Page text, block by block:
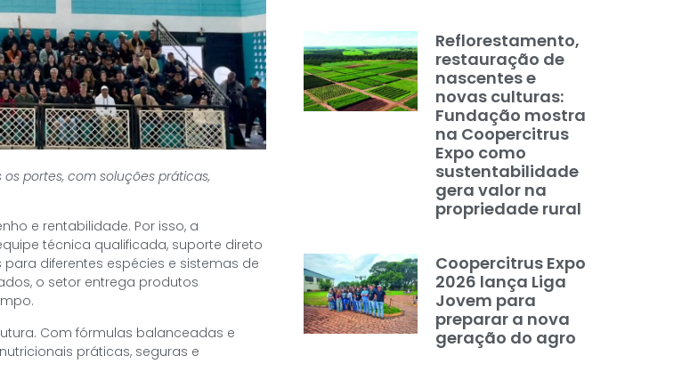
portes, com soluções práticas,
e rentabilidade. Por isso, a
técnica qualificada, suporte direto
diferentes espécies e sistemas de
o setor entrega produtos
Com fórmulas balanceadas e
práticas, seguras e
Reflorestamento,
restauração de
nascentes e
novas culturas:
Fundação mostra
na Coopercitrus
Expo como
sustentabilidade
gera valor na
propriedade rural
Coopercitrus Expo
2026 lança Liga
Jovem para
preparar a nova
geração do agro